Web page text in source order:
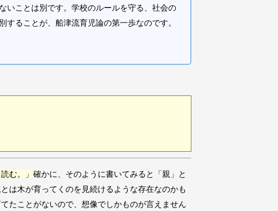
いことは別です。学校のルールを守る、社会の
ることが、船津流育児論の第一歩なのです。
む。」 確かに、そのように書いてみると「親」と
は木が育ってくのを見続けるような存在なのかも
たことがないので、想像でしかものが言えません